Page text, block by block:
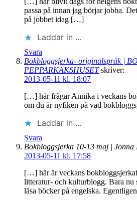
passa på innan jag börjar jobba.
på jobbet idag […]
Laddar in …
Svara
Bokbloggsjerka- originalspråk |
PEPPARKAKSHUSET skriver:
2013-05-11 kl. 18:07
[…] här frågar Annika i veckans
om du är nyfiken på vad
Laddar in …
Svara
Bokbloggsjerka 10-13 maj | Jonna
2013-05-11 kl. 17:58
[…] här är veckans
litteratur- och kulturblogg. Bara nu
läsa böcker på engelska.